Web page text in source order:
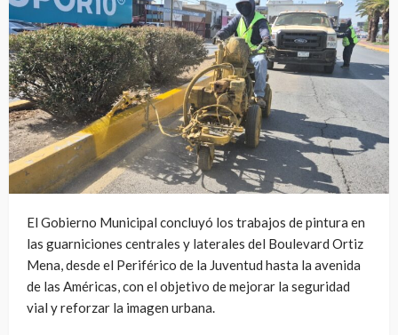
El Gobierno Municipal concluyó los trabajos de pintura en
las guarniciones centrales y laterales del Boulevard Ortiz
Mena, desde el Periférico de la Juventud hasta la avenida
de las Américas, con el objetivo de mejorar la seguridad
vial y reforzar la imagen urbana.